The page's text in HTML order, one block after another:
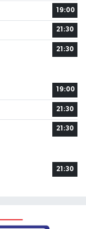
19:00
21:30
21:30
19:00
21:30
21:30
21:30